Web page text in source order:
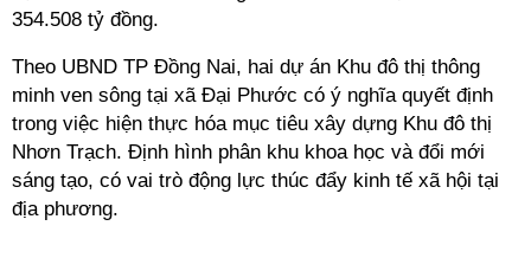
354.508 tỷ đồng.
Theo UBND TP Đồng Nai, hai dự án Khu đô thị thông
minh ven sông tại xã Đại Phước có ý nghĩa quyết định
trong việc hiện thực hóa mục tiêu xây dựng Khu đô thị
Nhơn Trạch. Định hình phân khu khoa học và đổi mới
sáng tạo, có vai trò động lực thúc đẩy kinh tế xã hội tại
địa phương.